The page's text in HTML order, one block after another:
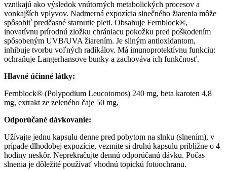
vznikajú ako výsledok vnútorných metabolických procesov a
vonkajších vplyvov. Nadmerná expozícia slnečného žiarenia môže
spôsobiť predčasné starnutie pleti. Obsahuje Fernblock®,
inovatívnu prírodnú zložku chrániacu pokožku pred poškodením
spôsobeným UVB/UVA žiarením. Je silným antioxidantom,
inhibuje tvorbu voľných radikálov. Má imunoprotektívnu funkciu:
ochraňuje Langerhansove bunky a zachováva ich funkčnosť.
Hlavné účinné látky:
Fernblock® (Polypodium Leucotomos) 240 mg, beta karoten 4,8
mg, extrakt ze zeleného čaje 50 mg,
Odporúčané dávkovanie:
Užívajte jednu kapsulu denne pred pobytom na slnku (slnením), v
prípade dlhodobej expozície, vezmite si druhú kapsulu približne o 4
hodiny neskôr. Neprekračujte dennú odporúčanú dávku. Počas
slnenia je dôležité používať vhodnú topickú fotoochranu.